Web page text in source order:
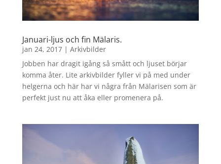
Januari-ljus och fin Mälaris.
jan 24, 2017| Arkivbilder
Jobben har dragit igång så smått och ljuset börjar
komma åter. Lite arkivbilder fyller vi på med under
helgerna och här har vi några från Mälarisen som är
perfekt just nu att åka eller promenera på.